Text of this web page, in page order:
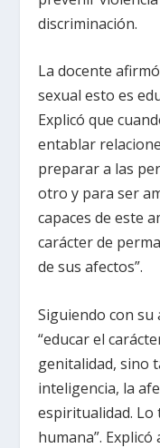
discriminación.
La docente
sexual esto es
Explicó que
entablar
preparar a las
otro y para ser
capaces de este
carácter de
de sus afectos”.
Siguiendo con su
“educar el
genitalidad, sino
inteligencia, la
espiritualidad. Lo
humana”.